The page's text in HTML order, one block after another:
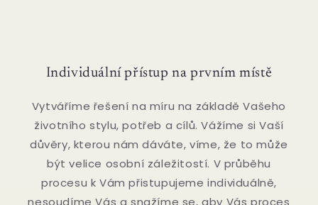
Individuální přístup na prvním místě
Vytváříme řešení na míru na základě Vašeho
životního stylu, potřeb a cílů. Vážíme si Vaší
důvěry, kterou nám dáváte, víme, že to může
být velice osobní záležitostí. V průběhu
procesu k Vám přistupujeme individuálně,
nesoudíme Vás a snažíme se, aby Vás proces